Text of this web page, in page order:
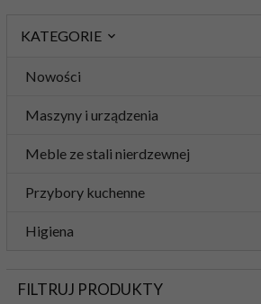
KATEGORIE
Nowości
Maszyny i urządzenia
Meble ze stali nierdzewnej
Przybory kuchenne
Higiena
FILTRUJ PRODUKTY